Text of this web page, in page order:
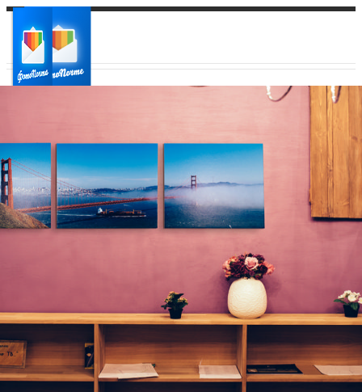
Ваш город:
Ваш регион доставки
Выберите из списка: